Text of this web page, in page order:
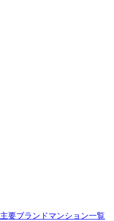
主要ブランドマンション一覧